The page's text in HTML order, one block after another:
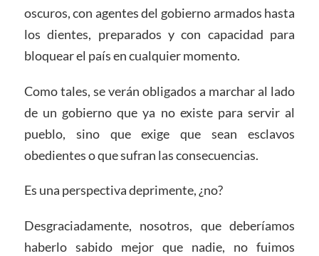
oscuros, con agentes del gobierno armados hasta
los dientes, preparados y con capacidad para
bloquear el país en cualquier momento.
Como tales, se verán obligados a marchar al lado
de un gobierno que ya no existe para servir al
pueblo, sino que exige que sean esclavos
obedientes o que sufran las consecuencias.
Es una perspectiva deprimente, ¿no?
Desgraciadamente, nosotros, que deberíamos
haberlo sabido mejor que nadie, no fuimos